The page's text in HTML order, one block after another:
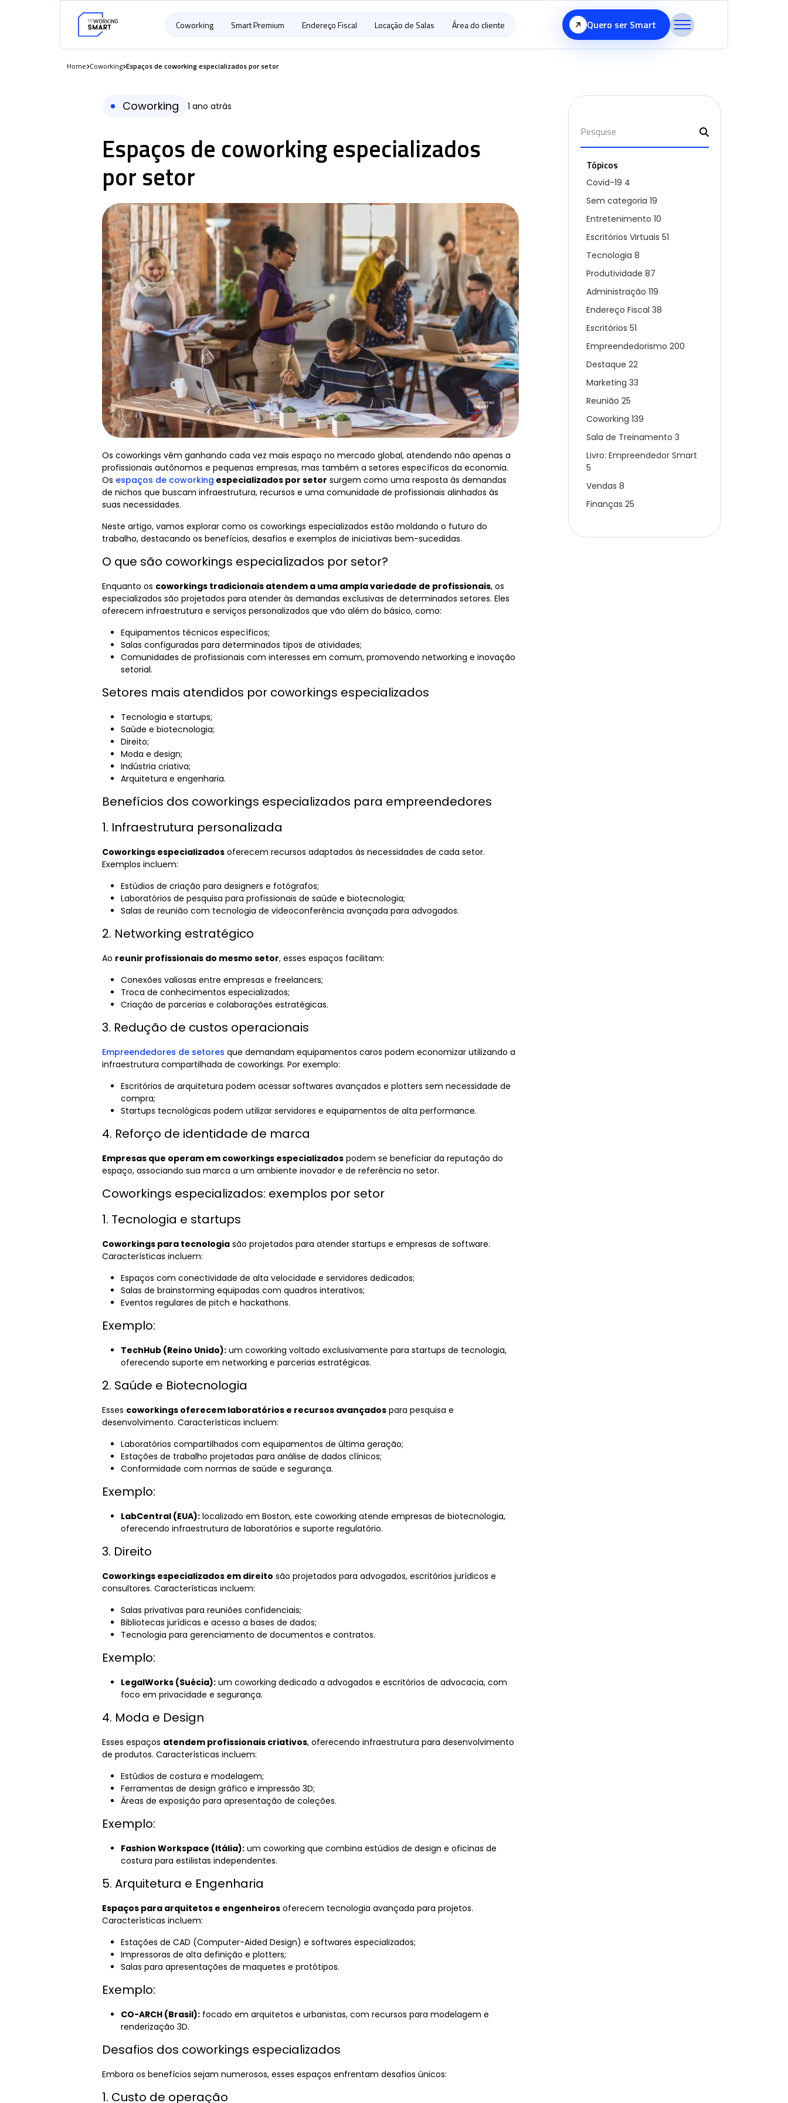
Coworking Smart Premium Endereço Fiscal Locação de Salas Área do cliente Quero ser Smart
Home Coworking Espaços de coworking especializados por setor
Coworking 1 ano atrás
Espaços de coworking especializados
por setor
Os coworkings vêm ganhando cada vez mais espaço no mercado global, atendendo não apenas a
profissionais autônomos e pequenas empresas, mas também a setores específicos da economia.
Os espaços de coworking especializados por setor surgem como uma resposta às demandas
de nichos que buscam infraestrutura, recursos e uma comunidade de profissionais alinhados às
suas necessidades.
Neste artigo, vamos explorar como os coworkings especializados estão moldando o futuro do
trabalho, destacando os benefícios, desafios e exemplos de iniciativas bem-sucedidas.
O que são coworkings especializados por setor?
Enquanto os coworkings tradicionais atendem a uma ampla variedade de profissionais, os
especializados são projetados para atender às demandas exclusivas de determinados setores. Eles
oferecem infraestrutura e serviços personalizados que vão além do básico, como:
Equipamentos técnicos específicos;
Salas configuradas para determinados tipos de atividades;
Comunidades de profissionais com interesses em comum, promovendo networking e inovação
setorial.
Setores mais atendidos por coworkings especializados
Tecnologia e startups;
Saúde e biotecnologia;
Direito;
Moda e design;
Indústria criativa;
Arquitetura e engenharia.
Benefícios dos coworkings especializados para empreendedores
1. Infraestrutura personalizada
Coworkings especializados oferecem recursos adaptados às necessidades de cada setor.
Exemplos incluem:
Estúdios de criação para designers e fotógrafos;
Laboratórios de pesquisa para profissionais de saúde e biotecnologia;
Salas de reunião com tecnologia de videoconferência avançada para advogados.
2. Networking estratégico
Ao reunir profissionais do mesmo setor, esses espaços facilitam:
Conexões valiosas entre empresas e freelancers;
Troca de conhecimentos especializados;
Criação de parcerias e colaborações estratégicas.
3. Redução de custos operacionais
Empreendedores de setores que demandam equipamentos caros podem economizar utilizando a
infraestrutura compartilhada de coworkings. Por exemplo:
Escritórios de arquitetura podem acessar softwares avançados e plotters sem necessidade de
compra;
Startups tecnológicas podem utilizar servidores e equipamentos de alta performance.
4. Reforço de identidade de marca
Empresas que operam em coworkings especializados podem se beneficiar da reputação do
espaço, associando sua marca a um ambiente inovador e de referência no setor.
Coworkings especializados: exemplos por setor
1. Tecnologia e startups
Coworkings para tecnologia são projetados para atender startups e empresas de software.
Características incluem:
Espaços com conectividade de alta velocidade e servidores dedicados;
Salas de brainstorming equipadas com quadros interativos;
Eventos regulares de pitch e hackathons.
Exemplo:
TechHub (Reino Unido): um coworking voltado exclusivamente para startups de tecnologia,
oferecendo suporte em networking e parcerias estratégicas.
2. Saúde e Biotecnologia
Esses coworkings oferecem laboratórios e recursos avançados para pesquisa e
desenvolvimento. Características incluem:
Laboratórios compartilhados com equipamentos de última geração;
Estações de trabalho projetadas para análise de dados clínicos;
Conformidade com normas de saúde e segurança.
Exemplo:
LabCentral (EUA): localizado em Boston, este coworking atende empresas de biotecnologia,
oferecendo infraestrutura de laboratórios e suporte regulatório.
3. Direito
Coworkings especializados em direito são projetados para advogados, escritórios jurídicos e
consultores. Características incluem:
Salas privativas para reuniões confidenciais;
Bibliotecas jurídicas e acesso a bases de dados;
Tecnologia para gerenciamento de documentos e contratos.
Exemplo:
LegalWorks (Suécia): um coworking dedicado a advogados e escritórios de advocacia, com
foco em privacidade e segurança.
4. Moda e Design
Esses espaços atendem profissionais criativos, oferecendo infraestrutura para desenvolvimento
de produtos. Características incluem:
Estúdios de costura e modelagem;
Ferramentas de design gráfico e impressão 3D;
Áreas de exposição para apresentação de coleções.
Exemplo:
Fashion Workspace (Itália): um coworking que combina estúdios de design e oficinas de
costura para estilistas independentes.
5. Arquitetura e Engenharia
Espaços para arquitetos e engenheiros oferecem tecnologia avançada para projetos.
Características incluem:
Estações de CAD (Computer-Aided Design) e softwares especializados;
Impressoras de alta definição e plotters;
Salas para apresentações de maquetes e protótipos.
Exemplo:
CO-ARCH (Brasil): focado em arquitetos e urbanistas, com recursos para modelagem e
renderização 3D.
Desafios dos coworkings especializados
Embora os benefícios sejam numerosos, esses espaços enfrentam desafios únicos:
1. Custo de operação
Tópicos
Covid-19 4
Sem categoria 19
Entretenimento 10
Escritórios Virtuais 51
Tecnologia 8
Produtividade 87
Administração 119
Endereço Fiscal 38
Escritórios 51
Empreendedorismo 200
Destaque 22
Marketing 33
Reunião 25
Coworking 139
Sala de Treinamento 3
Livro: Empreendedor Smart
5
Vendas 8
Finanças 25